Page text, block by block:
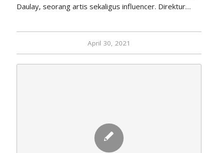
Daulay, seorang artis sekaligus influencer. Direktur…
April 30, 2021